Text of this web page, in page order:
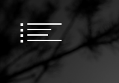
содержимому